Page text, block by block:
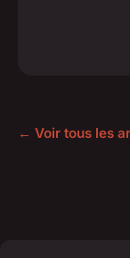
← Voir tous les